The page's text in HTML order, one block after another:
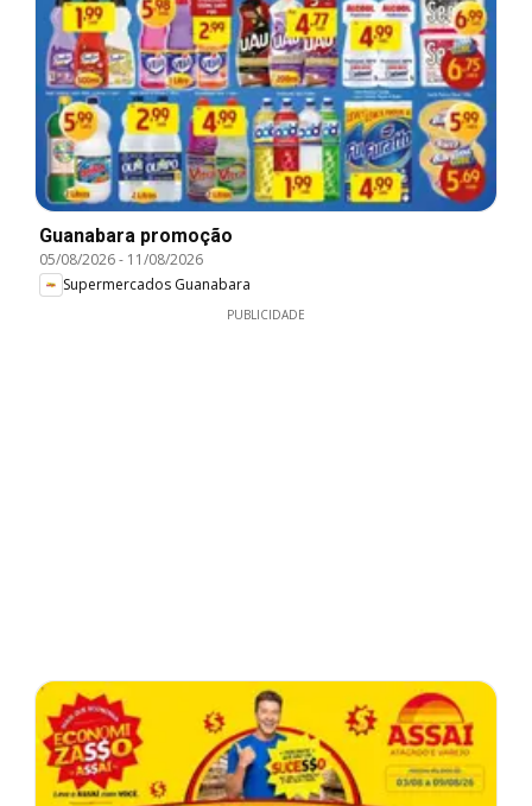
Guanabara promoção
05/08/2026- 11/08/2026
Supermercados Guanabara
PUBLICIDADE